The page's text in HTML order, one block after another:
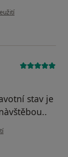
uživatele Tomas B.
stav je
J.V.